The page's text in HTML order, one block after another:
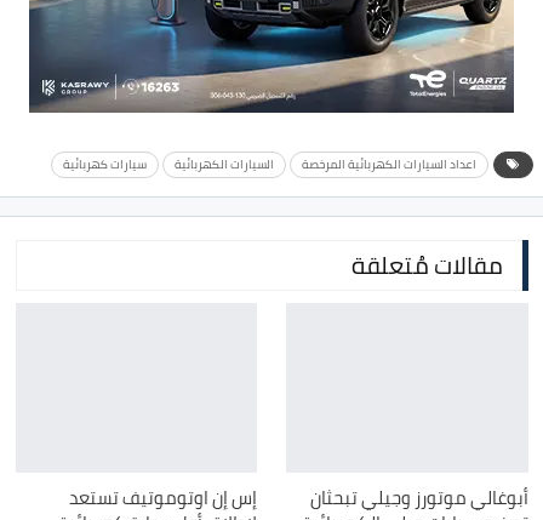
اعداد السيارات الكهربائية المرخصة السيارات الكهربائية سيارات كهربائية
مقالات مُتعلقة
أبوغالي موتورز وجيلي تبحثان إس إن اوتوموتيف تستعد